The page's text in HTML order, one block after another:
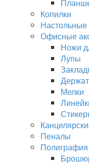
Копилки
Настольные
Офисные
Ножи
Лупы
Мелки
Пеналы
Полиграфия